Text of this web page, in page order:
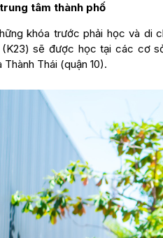
tâm thành phố
khóa trước phải học và di
sẽ được học tại các cơ
Thành Thái (quận 10).